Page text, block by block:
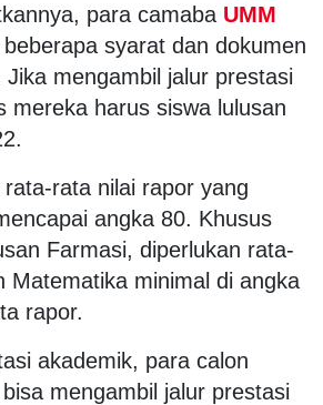
para camaba UMM
syarat dan dokumen
mengambil jalur prestasi
mereka harus siswa lulusan
rata nilai rapor yang
angka 80. Khusus
Farmasi, diperlukan rata-
Matematika minimal di angka
rapor.
akademik, para calon
mengambil jalur prestasi